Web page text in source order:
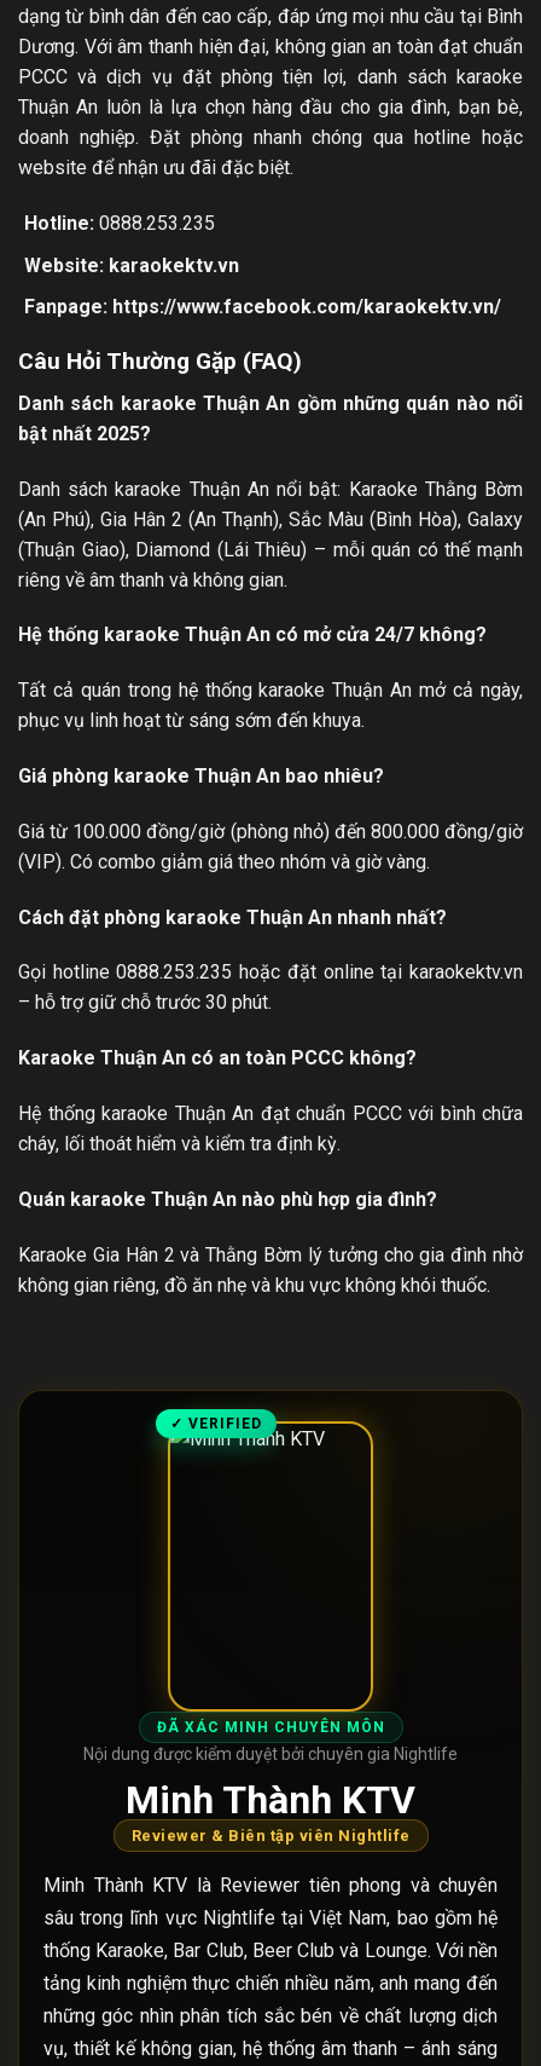
dạng từ bình dân đến cao cấp, đáp ứng mọi nhu cầu tại Bình
Dương. Với âm thanh hiện đại, không gian an toàn đạt chuẩn
PCCC và dịch vụ đặt phòng tiện lợi, danh sách karaoke
Thuận An luôn là lựa chọn hàng đầu cho gia đình, bạn bè,
doanh nghiệp. Đặt phòng nhanh chóng qua hotline hoặc
website để nhận ưu đãi đặc biệt.
Hotline:0888.253.235
Website: karaokektv.vn
Fanpage: https://www.facebook.com/karaokektv.vn/
Câu Hỏi Thường Gặp (FAQ)
Danh sách karaoke Thuận An gồm những quán nào nổi
bật nhất 2025?
Danh sách karaoke Thuận An nổi bật: Karaoke Thằng Bờm
(An Phú), Gia Hân 2 (An Thạnh), Sắc Màu (Bình Hòa), Galaxy
(Thuận Giao), Diamond (Lái Thiêu) – mỗi quán có thế mạnh
riêng về âm thanh và không gian.
Hệ thống karaoke Thuận An có mở cửa 24/7 không?
Tất cả quán trong hệ thống karaoke Thuận An mở cả ngày,
phục vụ linh hoạt từ sáng sớm đến khuya.
Giá phòng karaoke Thuận An bao nhiêu?
Giá từ 100.000 đồng/giờ (phòng nhỏ) đến 800.000 đồng/giờ
(VIP). Có combo giảm giá theo nhóm và giờ vàng.
Cách đặt phòng karaoke Thuận An nhanh nhất?
Gọi hotline 0888.253.235 hoặc đặt online tại karaokektv.vn
– hỗ trợ giữ chỗ trước 30 phút.
Karaoke Thuận An có an toàn PCCC không?
Hệ thống karaoke Thuận An đạt chuẩn PCCC với bình chữa
cháy, lối thoát hiểm và kiểm tra định kỳ.
Quán karaoke Thuận An nào phù hợp gia đình?
Karaoke Gia Hân 2 và Thằng Bờm lý tưởng cho gia đình nhờ
không gian riêng, đồ ăn nhẹ và khu vực không khói thuốc.
✓ VERIFIED
ĐÃ XÁC MINH CHUYÊN MÔN
Nội dung được kiểm duyệt bởi chuyên gia Nightlife
Minh Thành KTV
Reviewer & Biên tập viên Nightlife
Minh Thành KTV là Reviewer tiên phong và chuyên
sâu trong lĩnh vực Nightlife tại Việt Nam, bao gồm hệ
thống Karaoke, Bar Club, Beer Club và Lounge. Với nền
tảng kinh nghiệm thực chiến nhiều năm, anh mang đến
những góc nhìn phân tích sắc bén về chất lượng dịch
vụ, thiết kế không gian, hệ thống âm thanh – ánh sáng